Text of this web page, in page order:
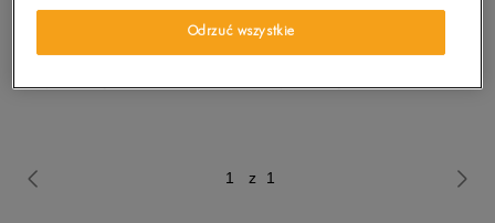
TIMBERLAND KILLINGTON
TREKKER 6 INCH
TIMBERLAND KILLINGTON
TREKKER 6 INCH
z 1
Odrzuć wszystkie